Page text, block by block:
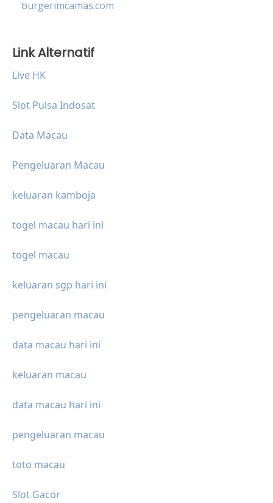
burgerimcamas.com
Link Alternatif
Live HK
Slot Pulsa Indosat
Data Macau
Pengeluaran Macau
keluaran kamboja
togel macau hari ini
togel macau
keluaran sgp hari ini
pengeluaran macau
data macau hari ini
keluaran macau
data macau hari ini
pengeluaran macau
toto macau
Slot Gacor